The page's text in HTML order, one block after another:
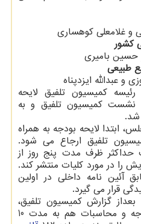
و غلامعلی کوهساری
کشور
حسین بامیری
طبیعی
و عبدالله ایزدپناه
کمیسیون تلفیق لایحه
نشست کمیسیون تلفیق و به
شد.
ابتدا لایحه بودجه به همراه
تلفیق ارجاع می شود.
ظرف مدت پنج روز از
را در مورد کلیات منتشر کند.
آئین نامه داخلی در اولین
قرار می گیرد.
گزارش کمیسیون تلفیق،
گزارش کمیسیون برنامه، بودجه و محاسبات هم به مدت 10